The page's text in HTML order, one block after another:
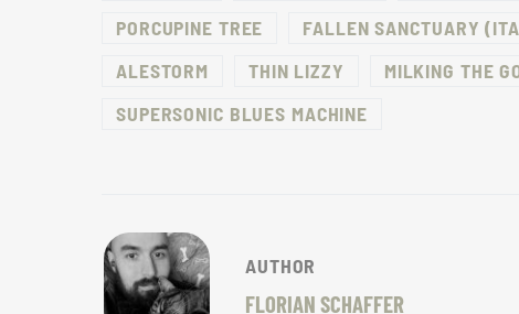
PORCUPINE TREE
FALLEN SANCTUARY
ALESTORM
THIN LIZZY MILKING THE
SUPERSONIC BLUES MACHINE
AUTHOR
FLORIAN SCHAFFER